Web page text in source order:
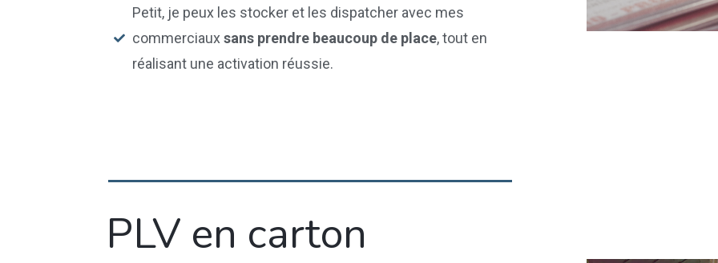
Petit, je peux les stocker et les dispatcher avec mes
commerciauxsans prendre beaucoup de place, tout en
réalisant une activation réussie.
PLV en carton